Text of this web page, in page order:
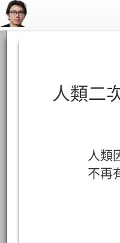
人類二
人類
不再